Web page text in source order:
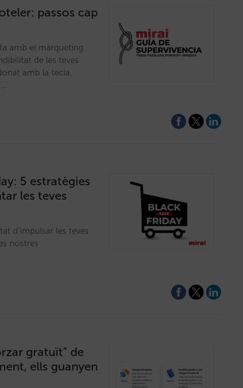
passos cap
amb el màrqueting
de les teves
amb la tecla,
5 estratègies
les teves
d’impulsar les teves
nostres
gratuït” de
ells guanyen